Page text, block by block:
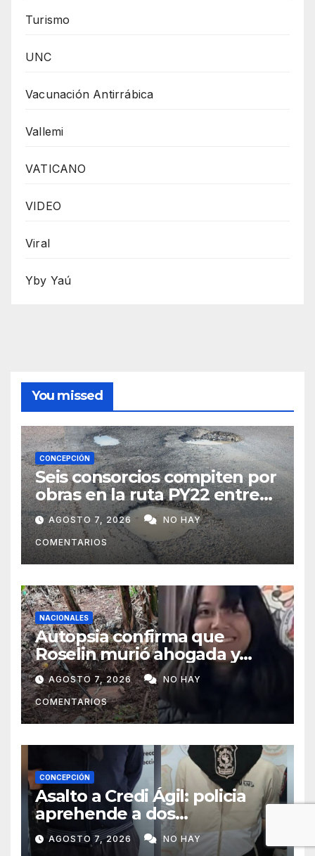
Turismo
UNC
Vacunación Antirrábica
Vallemi
VATICANO
VIDEO
Viral
Yby Yaú
You missed
CONCEPCIÓN
Seis consorcios compiten por
obras en la ruta PY22 entre
Concepción y Vallemí
AGOSTO 7, 2026 NO HAY
COMENTARIOS
NACIONALES
Autopsia confirma que
Roselin murió ahogada y
luego sufrió una violenta
mutilación
AGOSTO 7, 2026 NO HAY
COMENTARIOS
CONCEPCIÓN
Asalto a Credi Ágil: policia
aprehende a dos
sospechosos e incauta
evidencias en Concepción
AGOSTO 7, 2026 NO HAY